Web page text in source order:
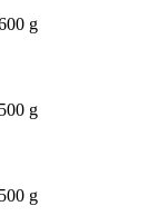
g
g
g